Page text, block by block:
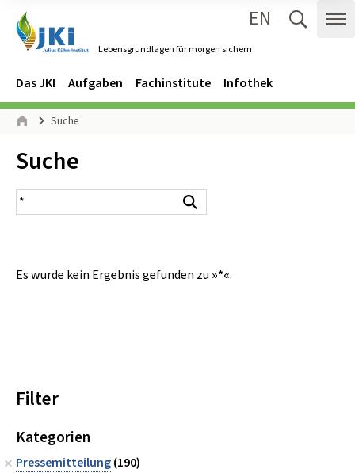
Lebensgrundlagen für morgen sichern
EN
Navigation
Hauptmenü
Das JKI Aufgaben Fachinstitute Infothek
Seitenpfad
Suche
Inhalt:
Suche
Suchergebnis
Es wurde kein Ergebnis gefunden zu »*«.
Filter
Kategorien
Pressemitteilung(190)